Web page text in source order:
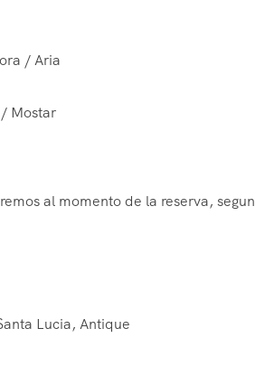
/ Aria
Mostar
al momento de la reserva, segun
Lucia, Antique